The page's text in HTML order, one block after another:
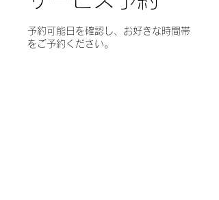
予約可能日を確認し、お好きな時間帯
をご予約ください。